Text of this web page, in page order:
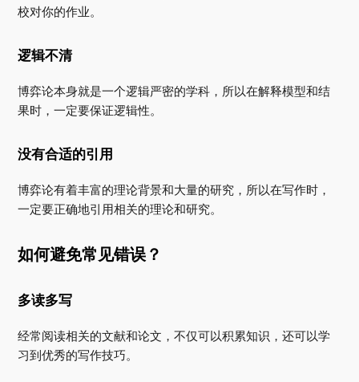
校对你的作业。
逻辑不清
博弈论本身就是一个逻辑严密的学科，所以在解释模型和结
果时，一定要保证逻辑性。
没有合适的引用
博弈论有着丰富的理论背景和大量的研究，所以在写作时，
一定要正确地引用相关的理论和研究。
如何避免常见错误？
多读多写
经常阅读相关的文献和论文，不仅可以积累知识，还可以学
习到优秀的写作技巧。